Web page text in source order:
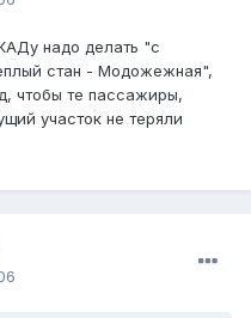
надо делать "с
стан - Модожежная",
чтобы те пассажиры,
участок не теряли